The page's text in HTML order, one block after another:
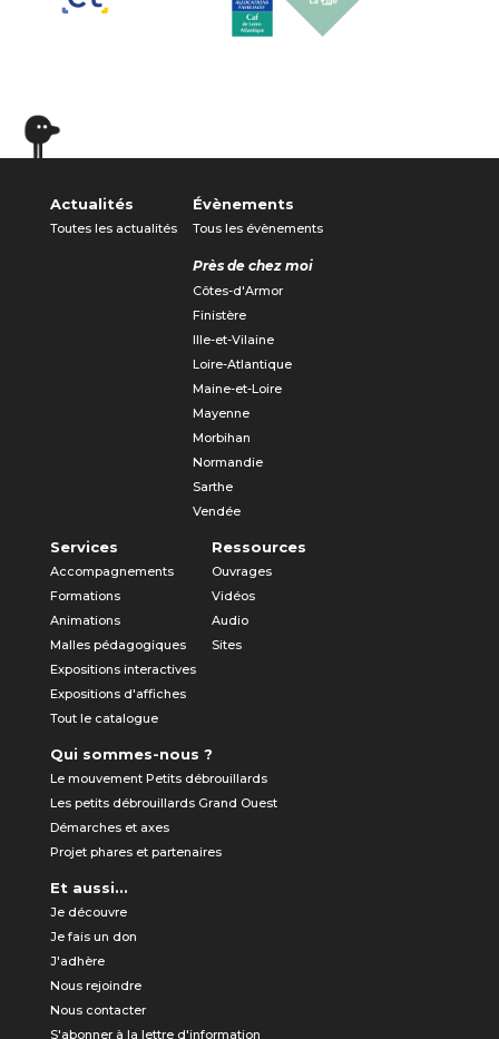
Actualités
Toutes les actualités
Évènements
Tous les évènements
Près de chez moi
Côtes-d'Armor
Finistère
Ille-et-Vilaine
Loire-Atlantique
Maine-et-Loire
Mayenne
Morbihan
Normandie
Sarthe
Vendée
Services
Accompagnements
Formations
Animations
Malles pédagogiques
Expositions interactives
Expositions d'affiches
Tout le catalogue
Ressources
Ouvrages
Vidéos
Audio
Sites
Qui sommes-nous ?
Le mouvement Petits débrouillards
Les petits débrouillards Grand Ouest
Démarches et axes
Projet phares et partenaires
Et aussi...
Je découvre
Je fais un don
J'adhère
Nous rejoindre
Nous contacter
S'abonner à la lettre d'information